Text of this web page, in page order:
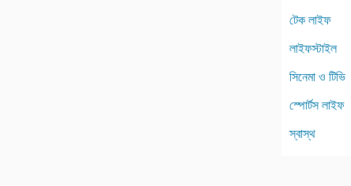
টেক লাইফ
লাইফস্টাইল
সিনেমা ও টিভি
স্পোর্টস লাইফ
স্বাস্থ